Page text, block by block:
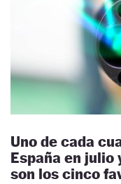
Uno de cada
España en julio
son los cinco